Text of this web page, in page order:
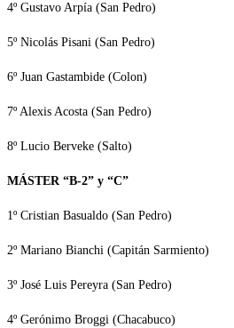
4º Gustavo Arpía (San Pedro)
5º Nicolás Pisani (San Pedro)
6º Juan Gastambide (Colon)
7º Alexis Acosta (San Pedro)
8º Lucio Berveke (Salto)
MÁSTER “B-2” y “C”
1º Cristian Basualdo (San Pedro)
2º Mariano Bianchi (Capitán Sarmiento)
3º José Luis Pereyra (San Pedro)
4º Gerónimo Broggi (Chacabuco)